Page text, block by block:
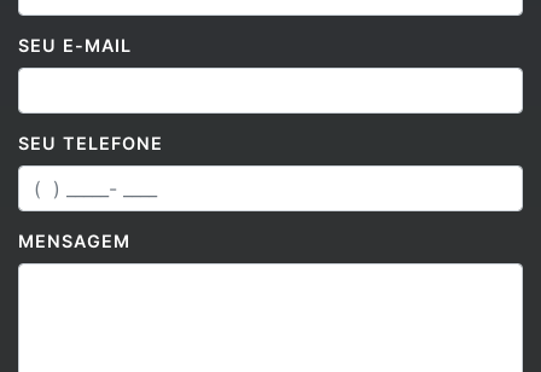
SEU E-MAIL
SEU TELEFONE
MENSAGEM